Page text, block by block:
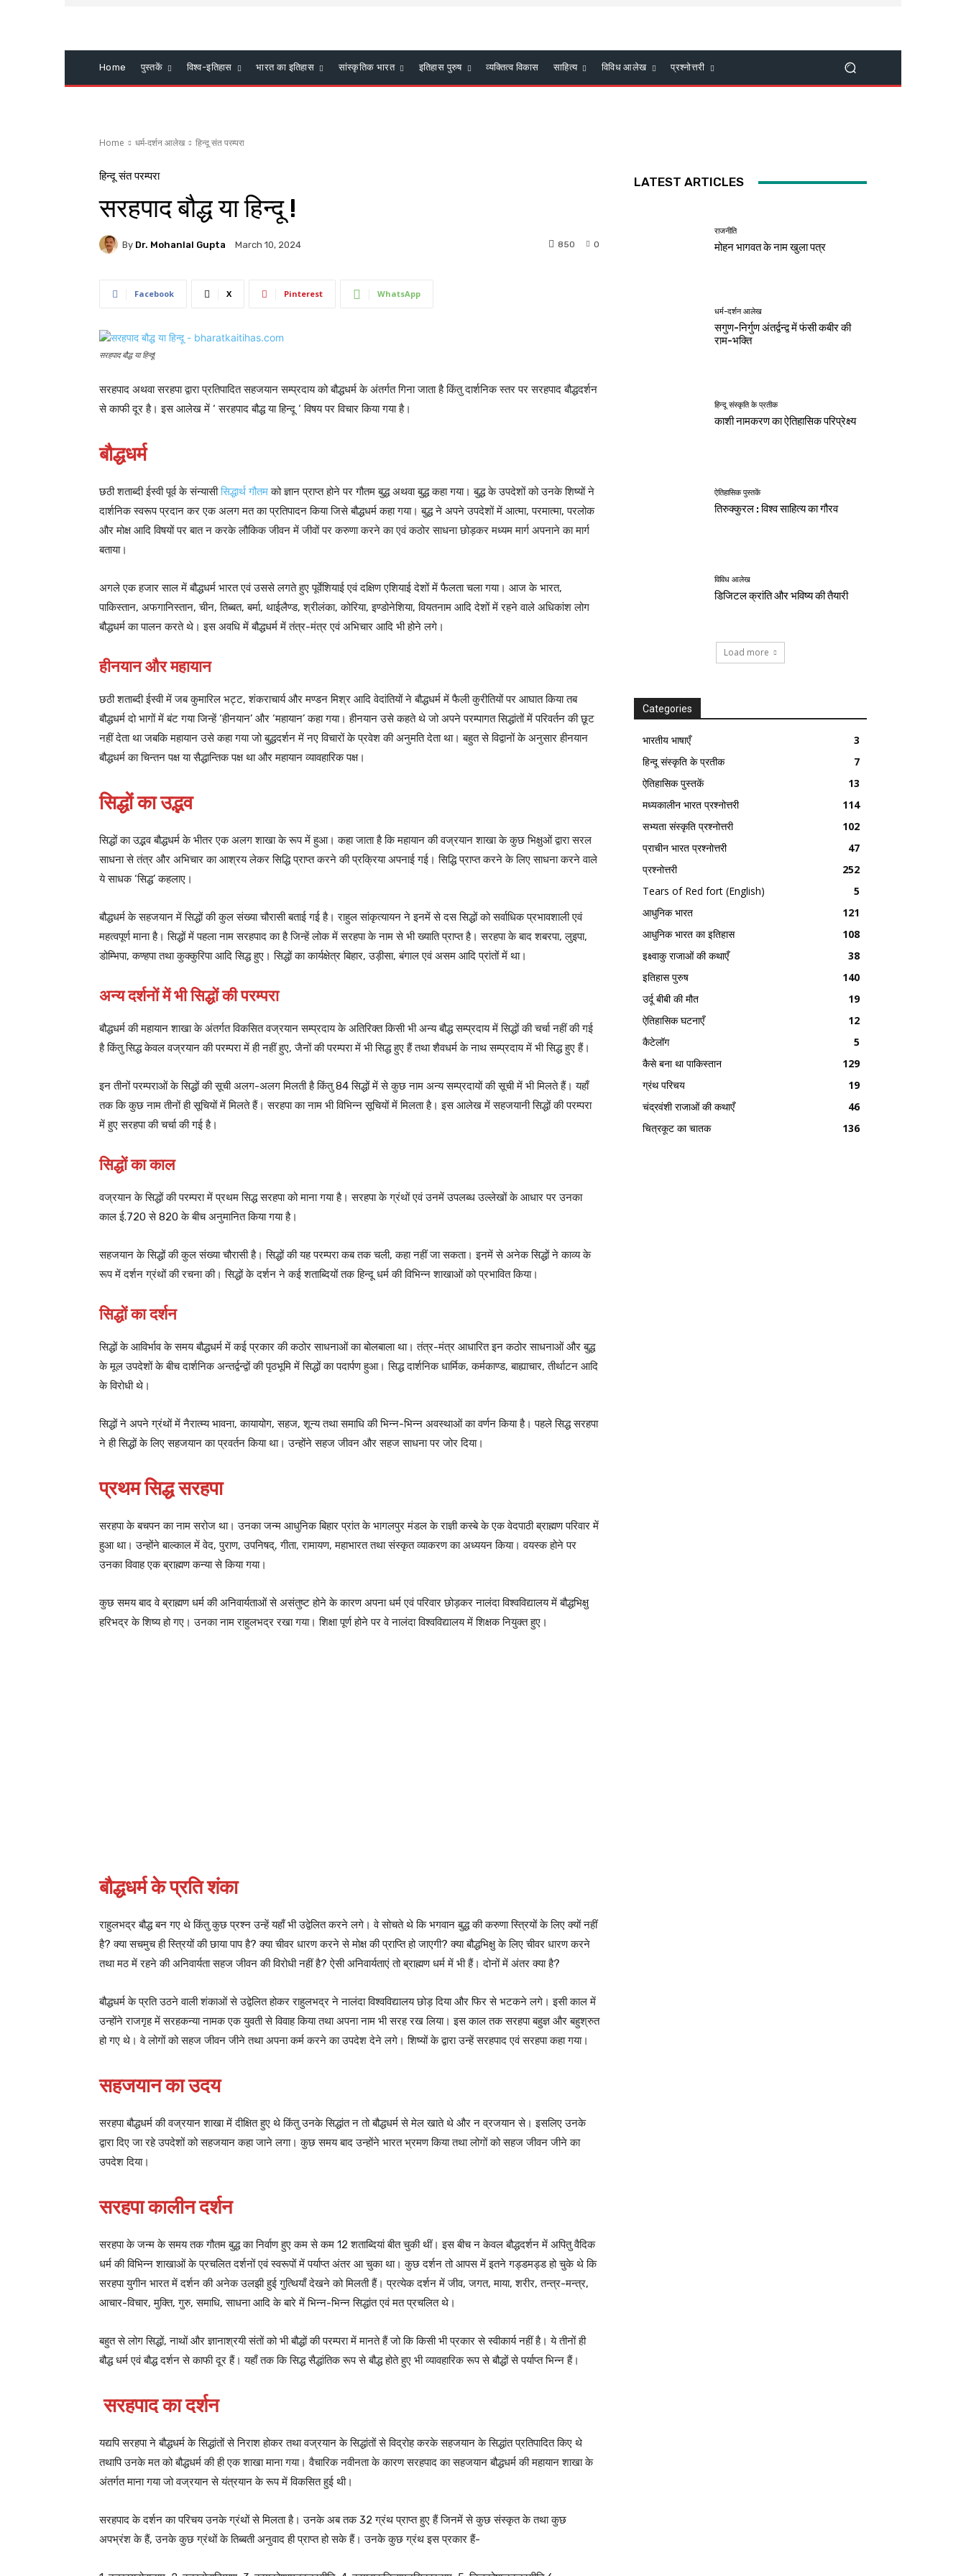
Home पुस्तकें विश्व-इतिहास भारत का इतिहास सांस्कृतिक भारत इतिहास पुरुष व्यक्तित्व विकास साहित्य विविध आलेख प्रश्नोत्तरी
Home धर्म-दर्शन आलेख हिन्दू संत परम्परा
हिन्दू संत परम्परा
सरहपाद बौद्ध या हिन्दू !
By Dr. Mohanlal Gupta March 10, 2024 0
850
Facebook X Pinterest WhatsApp
सरहपाद बौद्ध या हिन्दू!
सरहपाद अथवा सरहपा द्वारा प्रतिपादित सहजयान सम्प्रदाय को बौद्धधर्म के अंतर्गत गिना जाता है किंतु दार्शनिक स्तर पर सरहपाद बौद्धदर्शन
से काफी दूर है। इस आलेख में ‘ सरहपाद बौद्ध या हिन्दू ‘ विषय पर विचार किया गया है।
बौद्धधर्म
छठी शताब्दी ईस्वी पूर्व के संन्यासीसिद्धार्थ गौतमको ज्ञान प्राप्त होने पर गौतम बुद्ध अथवा बुद्ध कहा गया। बुद्ध के उपदेशों को उनके शिष्यों ने
दार्शनिक स्वरूप प्रदान कर एक अलग मत का प्रतिपादन किया जिसे बौद्धधर्म कहा गया। बुद्ध ने अपने उपदेशों में आत्मा, परमात्मा, परलोक
और मोक्ष आदि विषयों पर बात न करके लौकिक जीवन में जीवों पर करुणा करने का एवं कठोर साधना छोड़कर मध्यम मार्ग अपनाने का मार्ग
बताया।
अगले एक हजार साल में बौद्धधर्म भारत एवं उससे लगते हुए पूर्वेशियाई एवं दक्षिण एशियाई देशों में फैलता चला गया। आज के भारत,
पाकिस्तान, अफगानिस्तान, चीन, तिब्बत, बर्मा, थाईलैण्ड, श्रीलंका, कोरिया, इण्डोनेशिया, वियतनाम आदि देशों में रहने वाले अधिकांश लोग
बौद्धधर्म का पालन करते थे। इस अवधि में बौद्धधर्म में तंत्र-मंत्र एवं अभिचार आदि भी होने लगे।
हीनयान और महायान
छठी शताब्दी ईस्वी में जब कुमारिल भट्ट, शंकराचार्य और मण्डन मिश्र आदि वेदांतियों ने बौद्धधर्म में फैली कुरीतियों पर आघात किया तब
बौद्धधर्म दो भागों में बंट गया जिन्हें ‘हीनयान’ और ‘महायान’ कहा गया। हीनयान उसे कहते थे जो अपने परम्पागत सिद्धांतों में परिवर्तन की छूट
नहीं देता था जबकि महायान उसे कहा गया जो बुद्धदर्शन में नए विचारों के प्रवेश की अनुमति देता था। बहुत से विद्वानों के अनुसार हीनयान
बौद्धधर्म का चिन्तन पक्ष या सैद्धान्तिक पक्ष था और महायान व्यावहारिक पक्ष।
सिद्धों का उद्भव
सिद्धों का उद्भव बौद्धधर्म के भीतर एक अलग शाखा के रूप में हुआ। कहा जाता है कि महायान की वज्रयान शाखा के कुछ भिक्षुओं द्वारा सरल
साधना से तंत्र और अभिचार का आश्रय लेकर सिद्धि प्राप्त करने की प्रक्रिया अपनाई गई। सिद्धि प्राप्त करने के लिए साधना करने वाले
ये साधक ‘सिद्ध’ कहलाए।
बौद्धधर्म के सहजयान में सिद्धों की कुल संख्या चौरासी बताई गई है। राहुल सांकृत्यायन ने इनमें से दस सिद्धों को सर्वाधिक प्रभावशाली एवं
महत्वपूर्ण माना है। सिद्धों में पहला नाम सरहपाद का है जिन्हें लोक में सरहपा के नाम से भी ख्याति प्राप्त है। सरहपा के बाद शबरपा, लुइपा,
डोम्भिपा, कण्हपा तथा कुक्कुरिपा आदि सिद्ध हुए। सिद्धों का कार्यक्षेत्र बिहार, उड़ीसा, बंगाल एवं असम आदि प्रांतों में था।
अन्य दर्शनों में भी सिद्धों की परम्परा
बौद्धधर्म की महायान शाखा के अंतर्गत विकसित वज्रयान सम्प्रदाय के अतिरिक्त किसी भी अन्य बौद्ध सम्प्रदाय में सिद्धों की चर्चा नहीं की गई
है किंतु सिद्ध केवल वज्रयान की परम्परा में ही नहीं हुए, जैनों की परम्परा में भी सिद्ध हुए हैं तथा शैवधर्म के नाथ सम्प्रदाय में भी सिद्ध हुए हैं।
इन तीनों परम्पराओं के सिद्धों की सूची अलग-अलग मिलती है किंतु 84 सिद्धों में से कुछ नाम अन्य सम्प्रदायों की सूची में भी मिलते हैं। यहाँ
तक कि कुछ नाम तीनों ही सूचियों में मिलते हैं। सरहपा का नाम भी विभिन्न सूचियों में मिलता है। इस आलेख में सहजयानी सिद्धों की परम्परा
में हुए सरहपा की चर्चा की गई है।
सिद्धों का काल
वज्रयान के सिद्धों की परम्परा में प्रथम सिद्ध सरहपा को माना गया है। सरहपा के ग्रंथों एवं उनमें उपलब्ध उल्लेखों के आधार पर उनका
काल ई.720 से 820 के बीच अनुमानित किया गया है।
सहजयान के सिद्धों की कुल संख्या चौरासी है। सिद्धों की यह परम्परा कब तक चली, कहा नहीं जा सकता। इनमें से अनेक सिद्धों ने काव्य के
रूप में दर्शन ग्रंथों की रचना की। सिद्धों के दर्शन ने कई शताब्दियों तक हिन्दू धर्म की विभिन्न शाखाओं को प्रभावित किया।
सिद्धों का दर्शन
सिद्धों के आविर्भाव के समय बौद्धधर्म में कई प्रकार की कठोर साधनाओं का बोलबाला था। तंत्र-मंत्र आधारित इन कठोर साधनाओं और बुद्ध
के मूल उपदेशों के बीच दार्शनिक अन्तर्द्वन्द्वों की पृठभूमि में सिद्धों का पदार्पण हुआ। सिद्ध दार्शनिक धार्मिक, कर्मकाण्ड, बाह्याचार, तीर्थाटन आदि
के विरोधी थे।
सिद्धों ने अपने ग्रंथों में नैरात्म्य भावना, कायायोग, सहज, शून्य तथा समाधि की भिन्न-भिन्न अवस्थाओं का वर्णन किया है। पहले सिद्ध सरहपा
ने ही सिद्धों के लिए सहजयान का प्रवर्तन किया था। उन्होंने सहज जीवन और सहज साधना पर जोर दिया।
प्रथम सिद्ध सरहपा
सरहपा के बचपन का नाम सरोज था। उनका जन्म आधुनिक बिहार प्रांत के भागलपुर मंडल के राज्ञी कस्बे के एक वेदपाठी ब्राह्मण परिवार में
हुआ था। उन्होंने बाल्काल में वेद, पुराण, उपनिषद्, गीता, रामायण, महाभारत तथा संस्कृत व्याकरण का अध्ययन किया। वयस्क होने पर
उनका विवाह एक ब्राह्मण कन्या से किया गया।
कुछ समय बाद वे ब्राह्मण धर्म की अनिवार्यताओं से असंतुष्ट होने के कारण अपना धर्म एवं परिवार छोड़कर नालंदा विश्वविद्यालय में बौद्धभिक्षु
हरिभद्र के शिष्य हो गए। उनका नाम राहुलभद्र रखा गया। शिक्षा पूर्ण होने पर वे नालंदा विश्वविद्यालय में शिक्षक नियुक्त हुए।
बौद्धधर्म के प्रति शंका
राहुलभद्र बौद्ध बन गए थे किंतु कुछ प्रश्न उन्हें यहाँ भी उद्वेलित करने लगे। वे सोचते थे कि भगवान बुद्ध की करुणा स्त्रियों के लिए क्यों नहीं
है? क्या सचमुच ही स्त्रियों की छाया पाप है? क्या चीवर धारण करने से मोक्ष की प्राप्ति हो जाएगी? क्या बौद्धभिक्षु के लिए चीवर धारण करने
तथा मठ में रहने की अनिवार्यता सहज जीवन की विरोधी नहीं है? ऐसी अनिवार्यताएं तो ब्राह्मण धर्म में भी हैं। दोनों में अंतर क्या है?
बौद्धधर्म के प्रति उठने वाली शंकाओं से उद्वेलित होकर राहुलभद्र ने नालंदा विश्वविद्यालय छोड़ दिया और फिर से भटकने लगे। इसी काल में
उन्होंने राजगृह में सरहकन्या नामक एक युवती से विवाह किया तथा अपना नाम भी सरह रख लिया। इस काल तक सरहपा बहुज्ञ और बहुश्रुत
हो गए थे। वे लोगों को सहज जीवन जीने तथा अपना कर्म करने का उपदेश देने लगे। शिष्यों के द्वारा उन्हें सरहपाद एवं सरहपा कहा गया।
सहजयान का उदय
सरहपा बौद्धधर्म की वज्रयान शाखा में दीक्षित हुए थे किंतु उनके सिद्धांत न तो बौद्धधर्म से मेल खाते थे और न व्रजयान से। इसलिए उनके
द्वारा दिए जा रहे उपदेशों को सहजयान कहा जाने लगा। कुछ समय बाद उन्होंने भारत भ्रमण किया तथा लोगों को सहज जीवन जीने का
उपदेश दिया।
सरहपा कालीन दर्शन
सरहपा के जन्म के समय तक गौतम बुद्ध का निर्वाण हुए कम से कम 12 शताब्दियां बीत चुकी थीं। इस बीच न केवल बौद्धदर्शन में अपितु वैदिक
धर्म की विभिन्न शाखाओं के प्रचलित दर्शनों एवं स्वरूपों में पर्याप्त अंतर आ चुका था। कुछ दर्शन तो आपस में इतने गड्डमड्ड हो चुके थे कि
सरहपा युगीन भारत में दर्शन की अनेक उलझी हुई गुत्थियाँ देखने को मिलती हैं। प्रत्येक दर्शन में जीव, जगत, माया, शरीर, तन्त्र-मन्त्र,
आचार-विचार, मुक्ति, गुरु, समाधि, साधना आदि के बारे में भिन्न-भिन्न सिद्धांत एवं मत प्रचलित थे।
बहुत से लोग सिद्धों, नाथों और ज्ञानाश्रयी संतों को भी बौद्धों की परम्परा में मानते हैं जो कि किसी भी प्रकार से स्वीकार्य नहीं है। ये तीनों ही
बौद्ध धर्म एवं बौद्ध दर्शन से काफी दूर हैं। यहाँ तक कि सिद्ध सैद्धांतिक रूप से बौद्ध होते हुए भी व्यावहारिक रूप से बौद्धों से पर्याप्त भिन्न हैं।
सरहपाद का दर्शन
यद्यपि सरहपा ने बौद्धधर्म के सिद्धांतों से निराश होकर तथा वज्रयान के सिद्धांतों से विद्रोह करके सहजयान के सिद्धांत प्रतिपादित किए थे
तथापि उनके मत को बौद्धधर्म की ही एक शाखा माना गया। वैचारिक नवीनता के कारण सरहपाद का सहजयान बौद्धधर्म की महायान शाखा के
अंतर्गत माना गया जो वज्रयान से यंत्रयान के रूप में विकसित हुई थी।
सरहपाद के दर्शन का परिचय उनके ग्रंथों से मिलता है। उनके अब तक 32 ग्रंथ प्राप्त हुए हैं जिनमें से कुछ संस्कृत के तथा कुछ
अपभ्रंश के हैं, उनके कुछ ग्रंथों के तिब्बती अनुवाद ही प्राप्त हो सके हैं। उनके कुछ ग्रंथ इस प्रकार हैं-
LATEST ARTICLES
राजनीति
मोहन भागवत के नाम खुला पत्र
धर्म-दर्शन आलेख
सगुण-निर्गुण अंतर्द्वन्द्व में फंसी कबीर की
राम-भक्ति
हिन्दू संस्कृति के प्रतीक
काशी नामकरण का ऐतिहासिक परिप्रेक्ष्य
ऐतिहासिक पुस्तकें
तिरुक्कुरल : विश्व साहित्य का गौरव
विविध आलेख
डिजिटल क्रांति और भविष्य की तैयारी
Load more
Categories
भारतीय भाषाएँ
3
हिन्दू संस्कृति के प्रतीक
7
ऐतिहासिक पुस्तकें
13
मध्यकालीन भारत प्रश्नोत्तरी
114
सभ्यता संस्कृति प्रश्नोत्तरी
102
प्राचीन भारत प्रश्नोत्तरी
47
प्रश्नोत्तरी
252
Tears of Red fort (English)
5
आधुनिक भारत
121
आधुनिक भारत का इतिहास
108
इक्ष्वाकु राजाओं की कथाएँ
38
इतिहास पुरुष
140
उर्दू बीबी की मौत
19
ऐतिहासिक घटनाएँ
12
कैटेलॉग
5
कैसे बना था पाकिस्तान
129
ग्रंथ परिचय
19
चंद्रवंशी राजाओं की कथाएँ
46
चित्रकूट का चातक
136